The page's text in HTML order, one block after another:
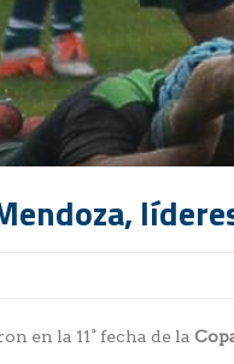
en la 11° fecha de la